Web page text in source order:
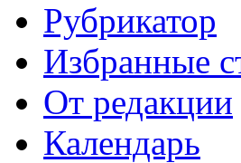
Рубрикатор
Избранные
От редакции
Календарь